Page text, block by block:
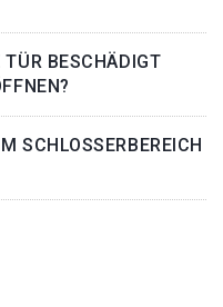
BESCHÄDIGT
SCHLOSSERBEREICH